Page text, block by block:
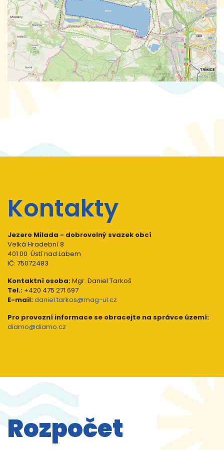
Kontakty
Jezero Milada - dobrovolný svazek obcí
Velká Hradební 8
401 00 Ústí nad Labem
IČ: 75072483
Kontaktní osoba:Mgr. Daniel Tarkoš
Tel.: +420 475 271 697
E-mail:daniel.tarkos@mag-ul.cz
Pro provozní informace se obracejte na správce území:
diamo@diamo.cz
Rozpočet